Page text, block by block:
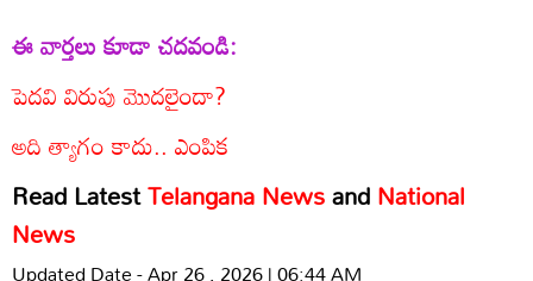
ఈ వార్తలు కూడా చదవండి:
పెదవి విరుపు మొదలైందా?
అది త్యాగం కాదు.. ఎంపిక
Read LatestTelangana NewsandNational
News